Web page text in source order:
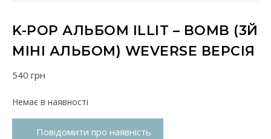
K-POP АЛЬБОМ ILLIT – BOMB (3Й
МІНІ АЛЬБОМ) WEVERSE ВЕРСІЯ
540 грн
Немає в наявності
Повідомити про наявність